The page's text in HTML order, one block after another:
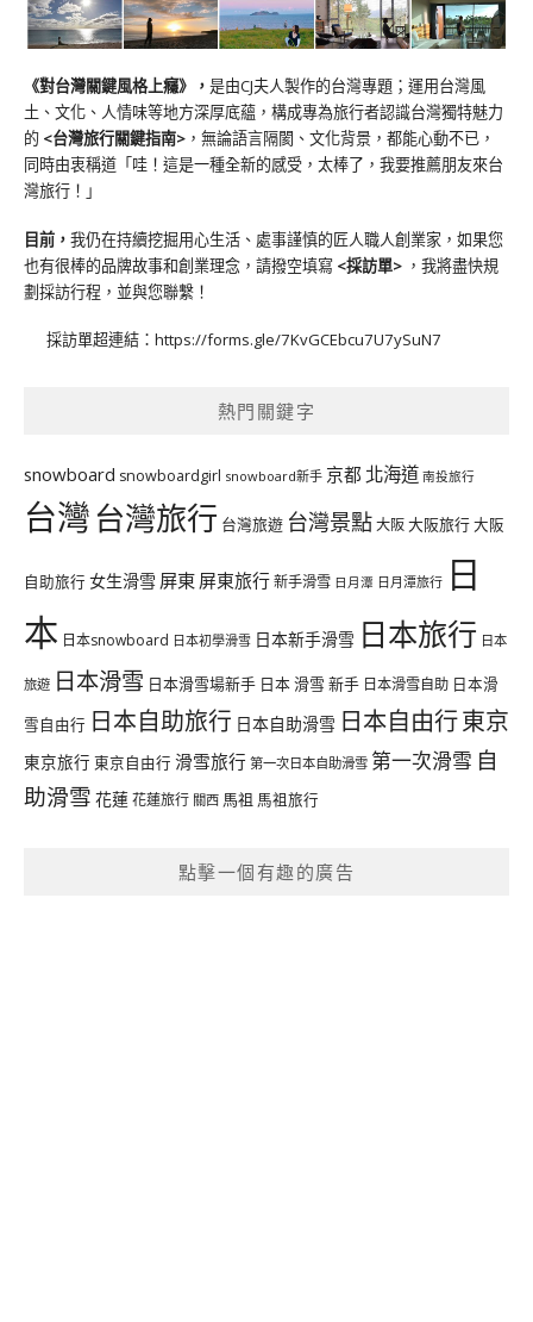
《對台灣關鍵風格上癮》 ， 是由CJ夫人製作的台灣專題；運用台灣風
土、文化、人情味等地方深厚底蘊，構成專為旅行者認識台灣獨特魅力
的 <台灣旅行關鍵指南> ，無論語言隔閡、文化背景，都能心動不已，
同時由衷稱道「哇！這是一種全新的感受，太棒了，我要推薦朋友來台
灣旅行！」
目前， 我仍在持續挖掘用心生活、處事謹慎的匠人職人創業家，如果您
也有很棒的品牌故事和創業理念，請撥空填寫 <採訪單> ，我將盡快規
劃採訪行程，並與您聯繫！
採訪單超連結： https://forms.gle/7KvGCEbcu7U7ySuN7
熱門關鍵字
snowboard snowboardgirl snowboard新手 京都 北海道 南投旅行
台灣台灣旅行 台灣旅遊 台灣景點大阪大阪旅行大阪
自助旅行 女生滑雪 屏東 屏東旅行新手滑雪 日月潭 日月潭旅行 日
本 日本snowboard 日本初學滑雪 日本新手滑雪 日本旅行 日本
旅遊 日本滑雪 日本滑雪場新手 日本 滑雪 新手 日本滑雪自助 日本滑
雪自由行 日本自助旅行 日本自助滑雪 日本自由行東京
東京旅行 東京自由行 滑雪旅行 第一次日本自助滑雪 第一次滑雪 自
助滑雪 花蓮花蓮旅行 關西 馬祖 馬祖旅行
點擊一個有趣的廣告